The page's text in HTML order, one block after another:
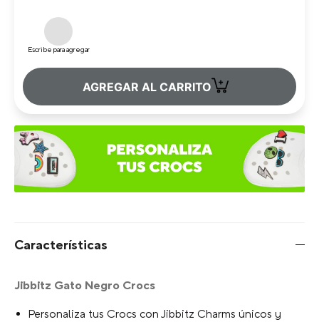
Escribe para agregar
AGREGAR AL CARRITO +
Características
Jibbitz Gato Negro Crocs
Personaliza tus Crocs con Jibbitz Charms únicos y